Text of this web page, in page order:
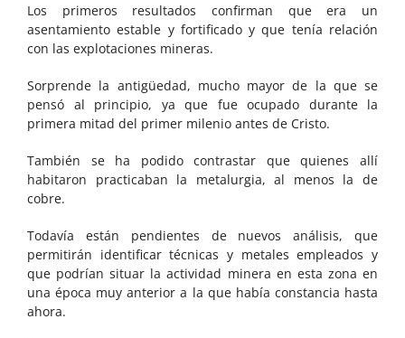
Los primeros resultados confirman que era un
asentamiento estable y fortificado y que tenía relación
con las explotaciones mineras.
Sorprende la antigüedad, mucho mayor de la que se
pensó al principio, ya que fue ocupado durante la
primera mitad del primer milenio antes de Cristo.
También se ha podido contrastar que quienes allí
habitaron practicaban la metalurgia, al menos la de
cobre.
Todavía están pendientes de nuevos análisis, que
permitirán identificar técnicas y metales empleados y
que podrían situar la actividad minera en esta zona en
una época muy anterior a la que había constancia hasta
ahora.